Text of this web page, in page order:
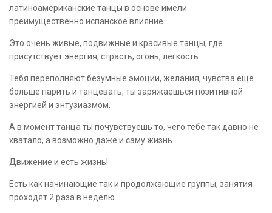
латиноамериканские танцы в основе имели
преимущественно испанское влияние.
Это очень живые, подвижные и красивые танцы, где
присутствует энергия, страсть, огонь, лёгкость.
Тебя переполняют безумные эмоции, желания, чувства ещё
больше парить и танцевать, ты заряжаешься позитивной
энергией и энтузиазмом.
А в момент танца ты почувствуешь то, чего тебе так давно не
хватало, а возможно даже и саму жизнь.
Движение и есть жизнь!
Есть как начинающие так и продолжающие группы, занятия
проходят 2 раза в неделю.